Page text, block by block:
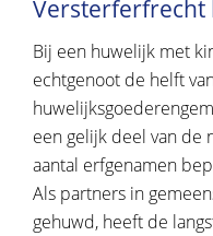
Versterferfrecht
Bij een huwelijk met
echtgenoot de helft
een gelijk deel van de
aantal erfgenamen
Als partners in
gehuwd, heeft de